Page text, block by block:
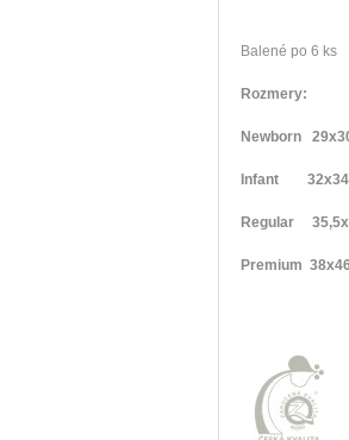
Balené po 6 ks
Rozmery:
Newborn
Infant
Regular
Premium